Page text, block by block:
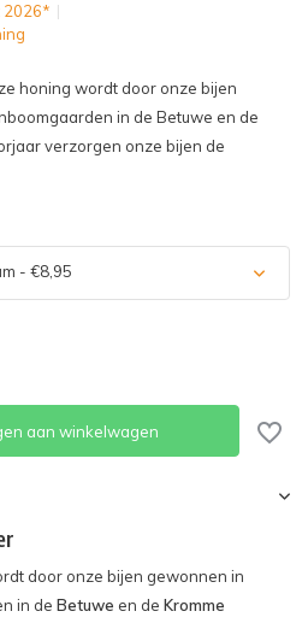
2026*
honing wordt door onze bijen
in de Betuwe en de
verzorgen onze bijen de
- €8,95
aan winkelwagen
door onze bijen gewonnen in
in de Betuwe en de Kromme